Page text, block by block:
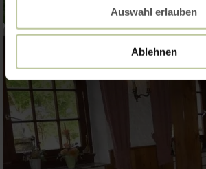
Auswahl erlauben
Ablehnen